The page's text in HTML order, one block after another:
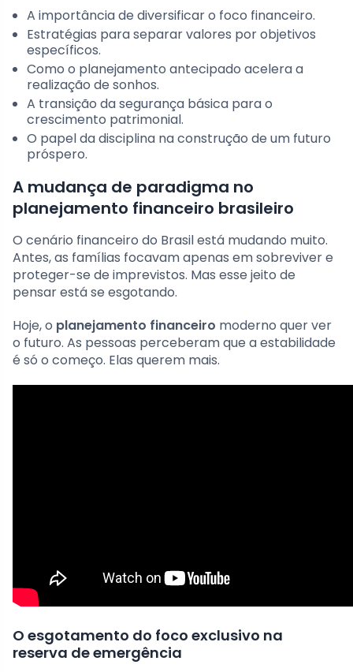
A importância de diversificar o foco financeiro.
Estratégias para separar valores por objetivos
específicos.
Como o planejamento antecipado acelera a
realização de sonhos.
A transição da segurança básica para o
crescimento patrimonial.
O papel da disciplina na construção de um futuro
próspero.
A mudança de paradigma no
planejamento financeiro brasileiro
O cenário financeiro do Brasil está mudando muito.
Antes, as famílias focavam apenas em sobreviver e
proteger-se de imprevistos. Mas esse jeito de
pensar está se esgotando.
Hoje, o planejamento financeiro moderno quer ver
o futuro. As pessoas perceberam que a estabilidade
é só o começo. Elas querem mais.
O esgotamento do foco exclusivo na
reserva de emergência